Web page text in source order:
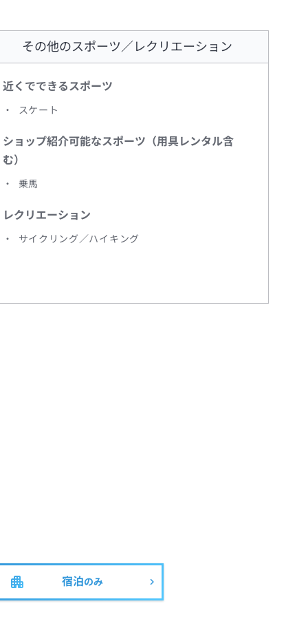
その他のスポーツ／レクリエーション
近くでできるスポーツ
スケート
ショップ紹介可能なスポーツ（用具レンタル含
む）
乗馬
レクリエーション
サイクリング／ハイキング
宿泊のみ